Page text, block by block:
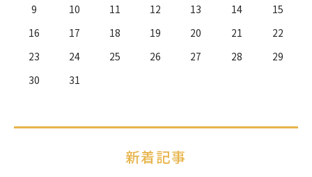
9
10 11 12 13 14
15
16
17 18 19 20 21
22
23
24 25 26 27 28
29
30
31
新着記事